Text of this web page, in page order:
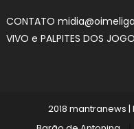
CONTATO
VIVO e PALPITES DOS
2018 mantranews |